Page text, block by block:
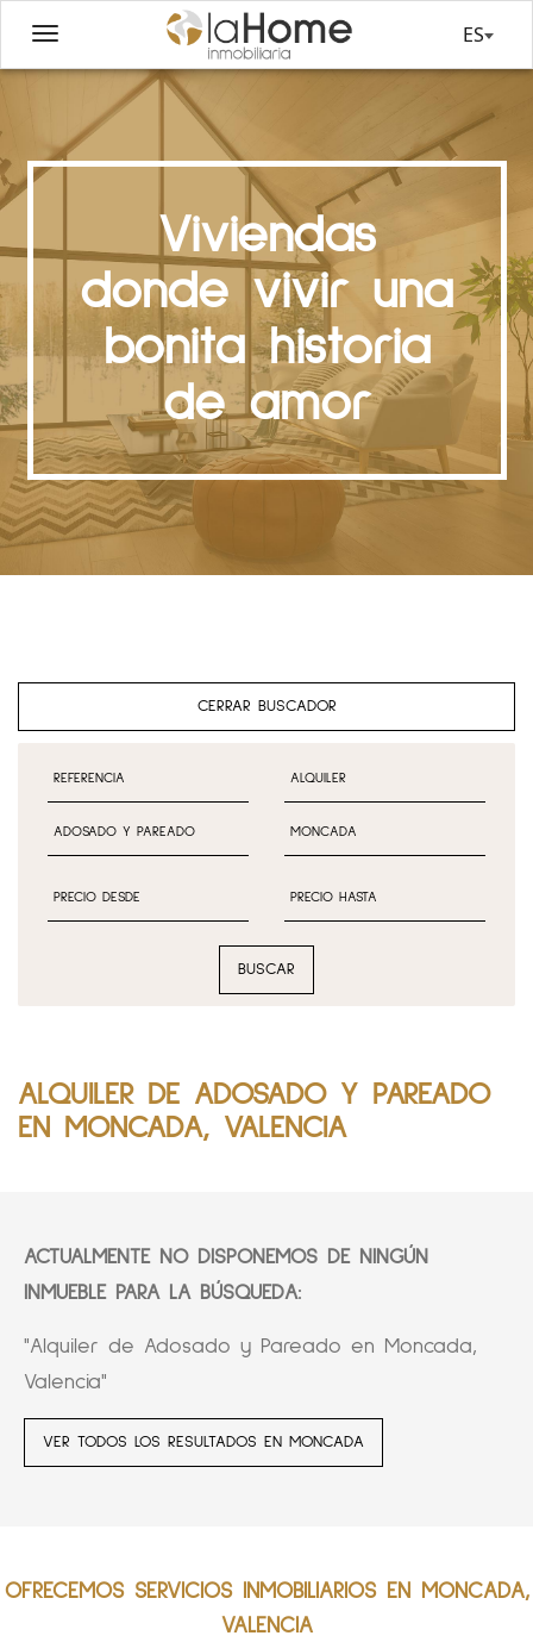
ES
Viviendas
donde vivir una
bonita historia
de amor
CERRAR BUSCADOR
BUSCAR
ALQUILER DE ADOSADO Y PAREADO
EN MONCADA, VALENCIA
ACTUALMENTE NO DISPONEMOS DE NINGÚN
INMUEBLE PARA LA BÚSQUEDA:
"Alquiler de Adosado y Pareado en Moncada,
Valencia"
VER TODOS LOS RESULTADOS EN MONCADA
OFRECEMOS SERVICIOS INMOBILIARIOS EN MONCADA,
VALENCIA